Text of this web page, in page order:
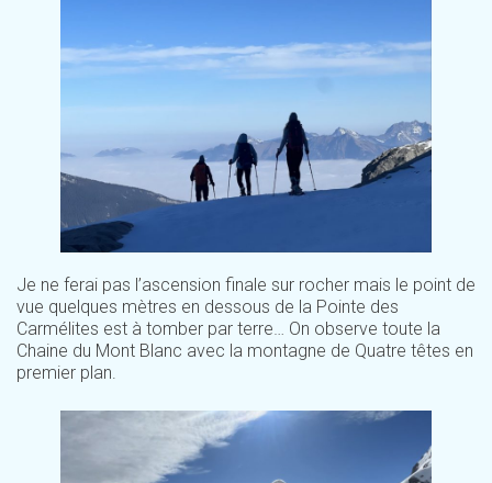
Je ne ferai pas l’ascension finale sur rocher mais le point de
vue quelques mètres en dessous de la Pointe des
Carmélites est à tomber par terre… On observe toute la
Chaine du Mont Blanc avec la montagne de Quatre têtes en
premier plan.